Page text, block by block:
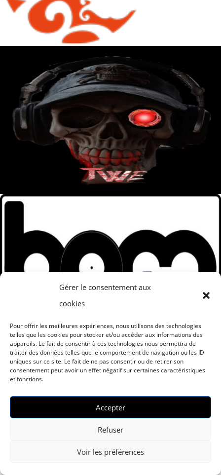
Gérer le consentement aux
cookies
Pour offrir les meilleures expériences, nous utilisons des technologies
telles que les cookies pour stocker et/ou accéder aux informations des
appareils. Le fait de consentir à ces technologies nous permettra de
traiter des données telles que le comportement de navigation ou les ID
uniques sur ce site. Le fait de ne pas consentir ou de retirer son
consentement peut avoir un effet négatif sur certaines caractéristiques
et fonctions.
Accepter
Refuser
Voir les préférences